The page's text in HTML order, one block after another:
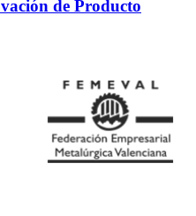
de Producto